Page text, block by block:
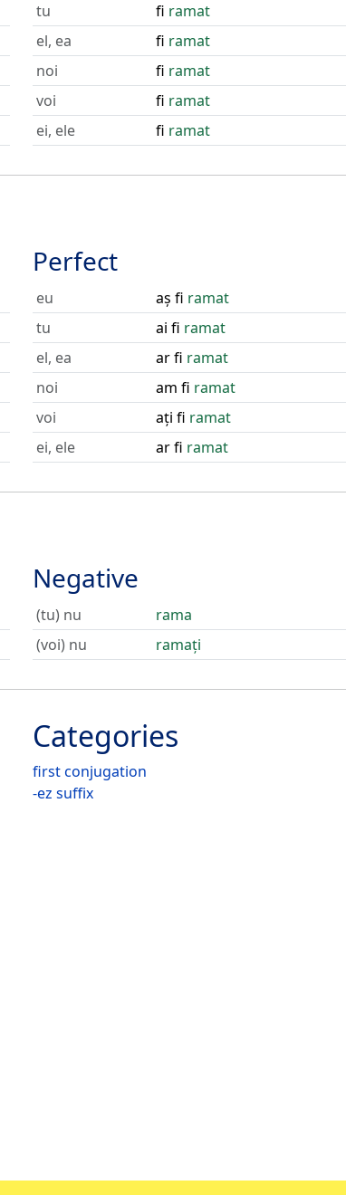
tu
fi ramat
el, ea
fi ramat
noi
fi ramat
voi
fi ramat
ei, ele
fi ramat
Perfect
eu aș fi ramat
tu
ai fi ramat
el, ea
ar fi ramat
noi
am fi ramat
voi
ați fi ramat
ei, ele
ar fi ramat
Negative
(tu) nu
rama
(voi) nu
ramați
Categories
first conjugation
-ez suffix